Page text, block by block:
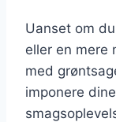
Uanset om
eller en mere
med
imponere